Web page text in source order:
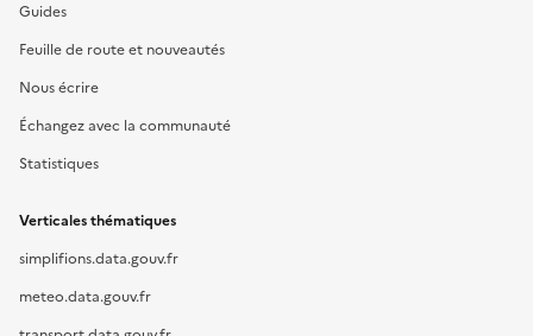
Guides
Feuille de route et nouveautés
Nous écrire
Échangez avec la communauté
Statistiques
Verticales thématiques
simplifions.data.gouv.fr
meteo.data.gouv.fr